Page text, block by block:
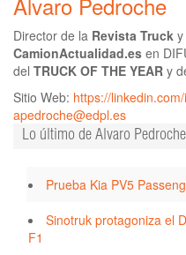
Director de la Revista Truck
CamionActualidad.es en
del TRUCK OF THE YEAR y
Sitio Web: https://
apedroche@edpl.es
Lo último de Alvaro Pedroche
Prueba Kia PV5
Sinotruk protagoniza el
F1